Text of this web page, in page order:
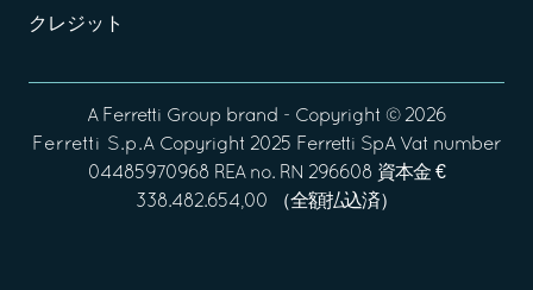
クレジット
A Ferretti Group brand - Copyright © 2026
Ferretti S.p.A Copyright 2025 Ferretti SpA Vat number
04485970968 REA no. RN 296608 資本金 €
338.482.654,00 （全額払込済）